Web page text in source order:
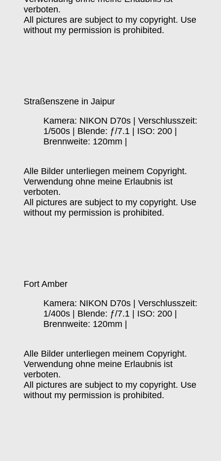
verboten.
All pictures are subject to my copyright. Use
without my permission is prohibited.
Straßenszene in Jaipur
Kamera: NIKON D70s | Verschlusszeit:
1/500s | Blende: ƒ/7.1 | ISO: 200 |
Brennweite: 120mm |
Alle Bilder unterliegen meinem Copyright.
Verwendung ohne meine Erlaubnis ist
verboten.
All pictures are subject to my copyright. Use
without my permission is prohibited.
Fort Amber
Kamera: NIKON D70s | Verschlusszeit:
1/400s | Blende: ƒ/7.1 | ISO: 200 |
Brennweite: 120mm |
Alle Bilder unterliegen meinem Copyright.
Verwendung ohne meine Erlaubnis ist
verboten.
All pictures are subject to my copyright. Use
without my permission is prohibited.